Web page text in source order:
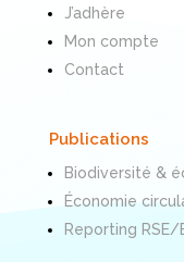
J’adhère
Mon compte
Contact
Publications
Biodiversité &
Économie
Reporting RSE/